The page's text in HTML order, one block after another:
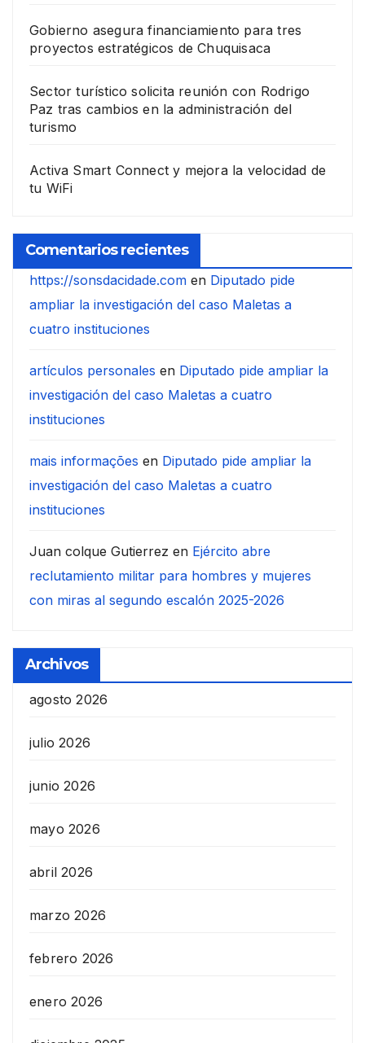
Gobierno asegura financiamiento para tres
proyectos estratégicos de Chuquisaca
Sector turístico solicita reunión con Rodrigo
Paz tras cambios en la administración del
turismo
Activa Smart Connect y mejora la velocidad de
tu WiFi
Comentarios recientes
https://sonsdacidade.com en Diputado pide
ampliar la investigación del caso Maletas a
cuatro instituciones
artículos personales en Diputado pide ampliar la
investigación del caso Maletas a cuatro
instituciones
mais informações en Diputado pide ampliar la
investigación del caso Maletas a cuatro
instituciones
Juan colque Gutierrez en Ejército abre
reclutamiento militar para hombres y mujeres
con miras al segundo escalón 2025-2026
Archivos
agosto 2026
julio 2026
junio 2026
mayo 2026
abril 2026
marzo 2026
febrero 2026
enero 2026